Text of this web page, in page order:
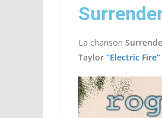
La chanson
Taylor “Electric Fire“